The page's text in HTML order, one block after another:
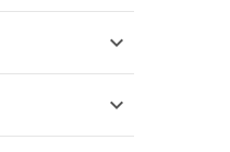
expand_more
expand_more